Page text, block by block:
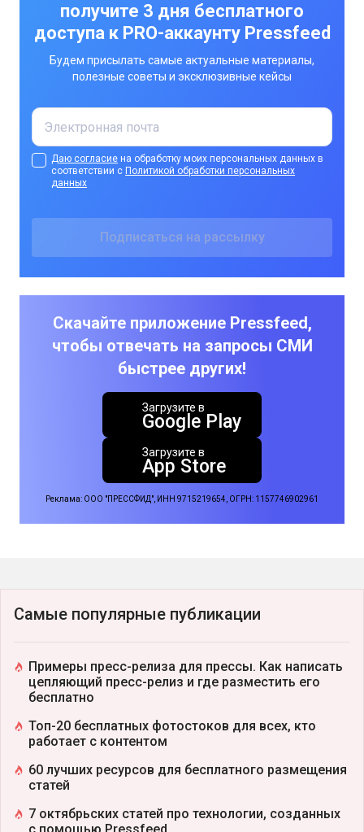
получите 3 дня бесплатного
доступа к PRO-аккаунту Pressfeed
Будем присылать самые актуальные материалы,
полезные советы и эксклюзивные кейсы
Даю согласие на обработку моих персональных данных в
соответствии с Политикой обработки персональных
данных
Скачайте приложение Pressfeed,
чтобы отвечать на запросы СМИ
быстрее других!
Загрузите в
Google Play
Загрузите в
App Store
Реклама: ООО "ПРЕССФИД", ИНН 9715219654, ОГРН: 1157746902961
Самые популярные публикации
Примеры пресс-релиза для прессы. Как написать
цепляющий пресс-релиз и где разместить его
бесплатно
Топ-20 бесплатных фотостоков для всех, кто
работает с контентом
60 лучших ресурсов для бесплатного размещения
статей
7 октябрьских статей про технологии, созданных